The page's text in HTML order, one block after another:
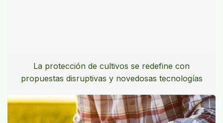
La protección de cultivos se redefine con
propuestas disruptivas y novedosas tecnologías